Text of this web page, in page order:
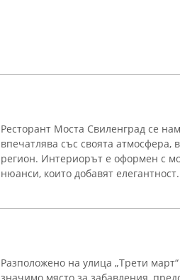
Ресторант Моста Свиленград се
впечатлява със своята
регион. Интериорът е оформен с
нюанси, които добавят
Разположено на улица „Трети